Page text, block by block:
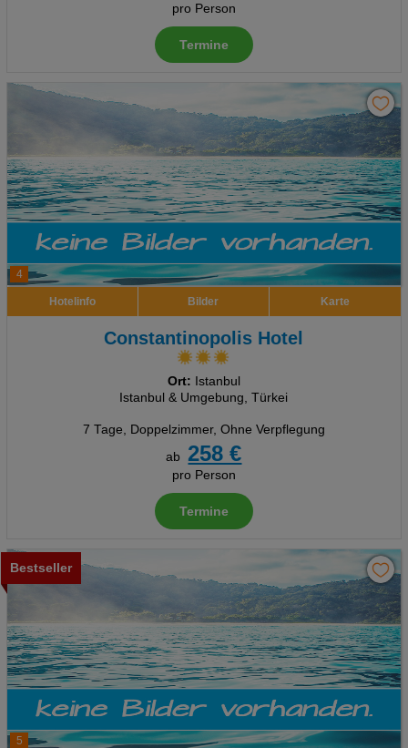
pro Person
Termine
4
Hotelinfo Bilder Karte
Constantinopolis Hotel
Ort: Istanbul
Istanbul & Umgebung, Türkei
7 Tage, Doppelzimmer, Ohne Verpflegung
ab
258 €
pro Person
Termine
5
Bestseller